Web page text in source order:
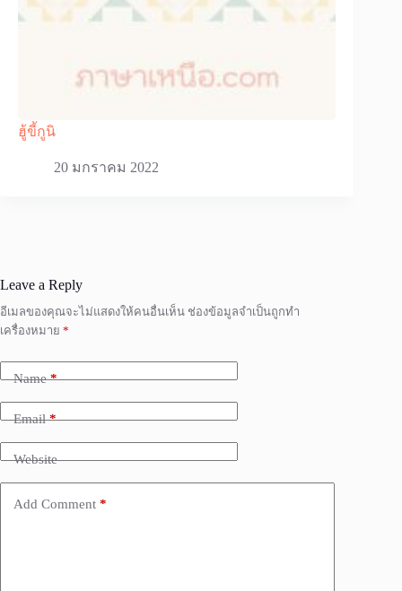
ฮู้ขี้กูนิ
20 มกราคม 2022
Leave a Reply
อีเมลของคุณจะไม่แสดงให้คนอื่นเห็น ช่องข้อมูลจำเป็นถูกทำ
เครื่องหมาย *
Name*
Email*
Website
Add Comment *